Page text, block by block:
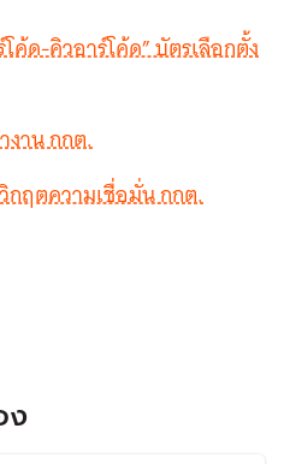
ค้ด-คิวอาร์โค้ด” บัตรเลือกตั้ง
งาน กกต.
กฤตความเชื่อมั่น กกต.
ง